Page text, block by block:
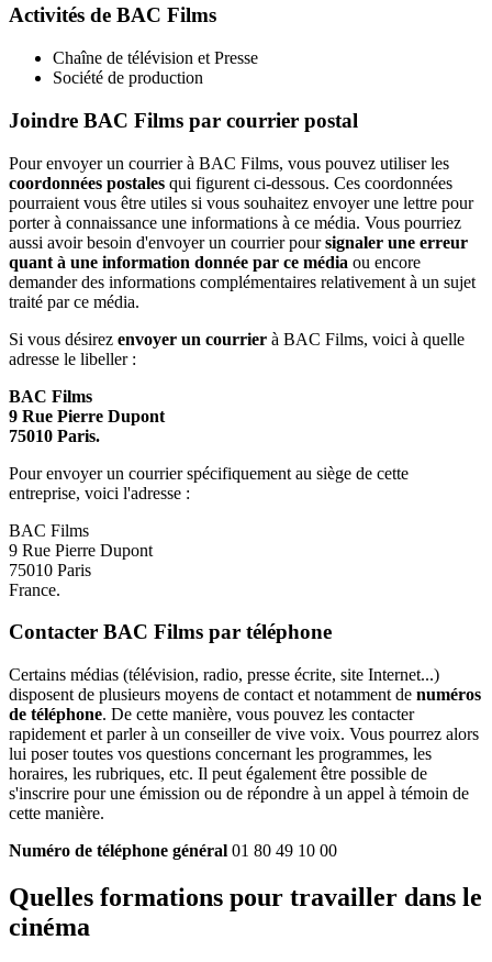
Activités de BAC Films
Chaîne de télévision et Presse
Société de production
Joindre BAC Films par courrier postal
Pour envoyer un courrier à BAC Films, vous pouvez utiliser les
coordonnées postales qui figurent ci-dessous. Ces coordonnées
pourraient vous être utiles si vous souhaitez envoyer une lettre pour
porter à connaissance une informations à ce média. Vous pourriez
aussi avoir besoin d'envoyer un courrier poursignaler une erreur
quant à une information donnée par ce média ou encore
demander des informations complémentaires relativement à un sujet
traité par ce média.
Si vous désirez envoyer un courrier à BAC Films, voici à quelle
adresse le libeller :
BAC Films
9 Rue Pierre Dupont
75010 Paris.
Pour envoyer un courrier spécifiquement au siège de cette
entreprise, voici l'adresse :
BAC Films
9 Rue Pierre Dupont
75010 Paris
France.
Contacter BAC Films par téléphone
Certains médias (télévision, radio, presse écrite, site Internet...)
disposent de plusieurs moyens de contact et notamment de numéros
de téléphone. De cette manière, vous pouvez les contacter
rapidement et parler à un conseiller de vive voix. Vous pourrez alors
lui poser toutes vos questions concernant les programmes, les
horaires, les rubriques, etc. Il peut également être possible de
s'inscrire pour une émission ou de répondre à un appel à témoin de
cette manière.
Numéro de téléphone général 01 80 49 10 00
Quelles formations pour travailler dans le
cinéma